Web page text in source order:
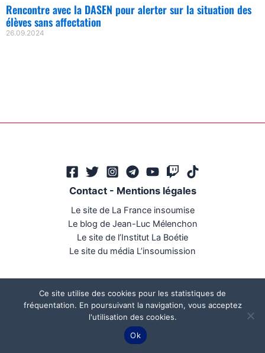
Rencontre avec la DASEN pour alerter sur la situation des
élèves sans affectation
26.09.2024
Contact- Mentions légales
Le site de La France insoumise
Le blog de Jean-Luc Mélenchon
Le site de l’Institut La Boétie
Le site du média L’insoumission
Mégaphone communication
Ce site utilise des cookies pour les statistiques de
fréquentation. En poursuivant la navigation, vous acceptez
l'utilisation des cookies.
Ok